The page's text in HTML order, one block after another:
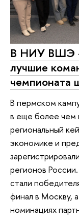
В НИУ ВШЭ
лучшие
чемпионата
В пермском
в еще более чем
региональный
экономике и
регионов
стали
финал в Москву,
номинациях